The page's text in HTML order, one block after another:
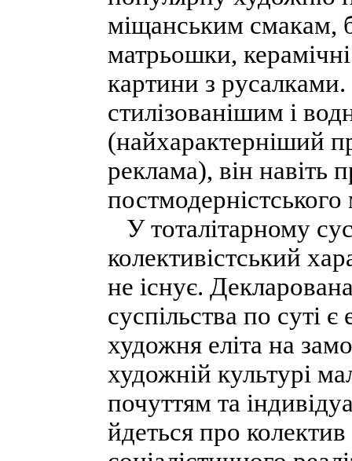
міщанським смакам,
матрьошки,
картини з
стилізованішим і
(найхарактерніший
реклама), він навіть
У тоталітарному
колективістський
не існує.
суспільства по суті
художня еліта на
художній культурі
почуттям та
йдеться про